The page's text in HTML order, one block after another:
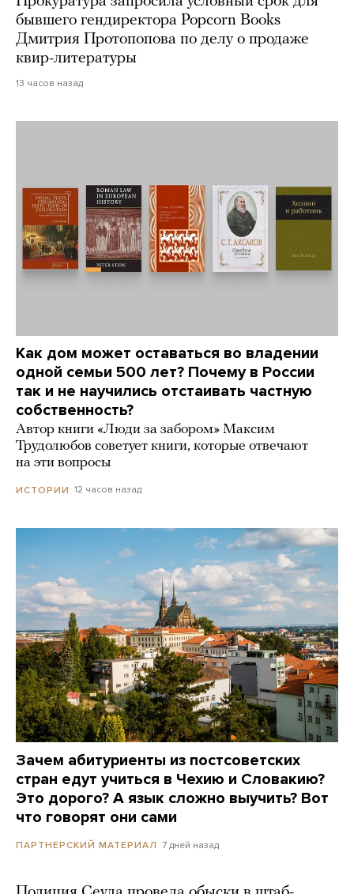
бывшего гендиректора Popcorn Books
Дмитрия Протопопова по делу о продаже
квир-литературы
13 часов назад
Как дом может оставаться во владении
одной семьи 500 лет? Почему в России
так и не научились отстаивать частную
собственность?
Автор книги «Люди за забором» Максим
Трудолюбов советует книги, которые отвечают
на эти вопросы
ИСТОРИИ 12 часов назад
Зачем абитуриенты из постсоветских
стран едут учиться в Чехию и Словакию?
Это дорого? А язык сложно выучить? Вот
что говорят они сами
ПАРТНЕРСКИЙ МАТЕРИАЛ 7 дней назад